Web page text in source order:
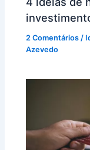
2 Comentários /
Azevedo